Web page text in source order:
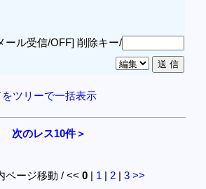
ール受信/OFF] 削除キー/
ツリーで一括表示
次のレス10件＞
ページ移動 / << 0 | 1 | 2 | 3 >>